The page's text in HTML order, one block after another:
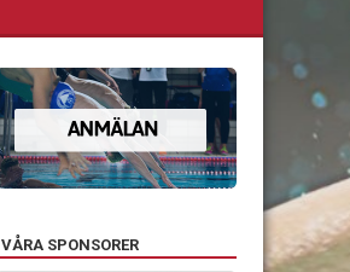
VÅRA SPONSORER